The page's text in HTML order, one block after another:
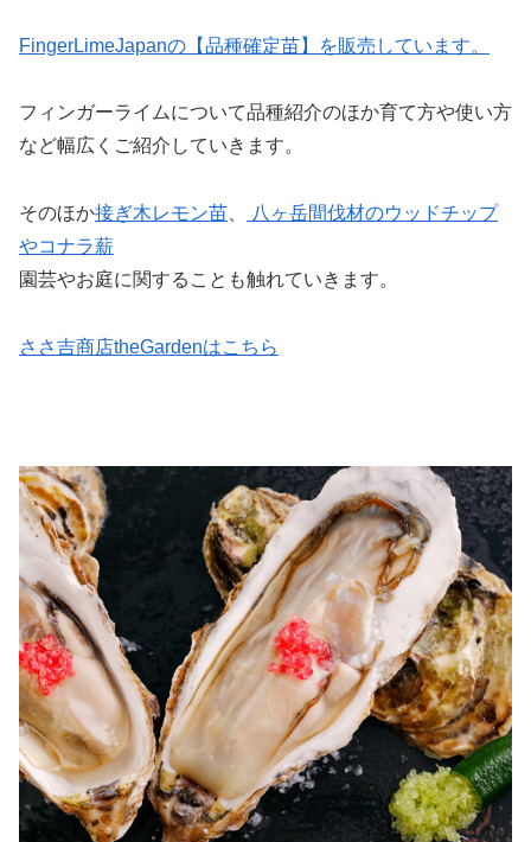
FingerLimeJapanの【品種確定苗】を販売しています。
フィンガーライムについて品種紹介のほか育て方や使い方
など幅広くご紹介していきます。
そのほか接ぎ木レモン苗
八ヶ岳間伐材のウッドチップ
やコナラ薪
園芸やお庭に関することも触れていきます。
ささ吉商店theGardenはこちら